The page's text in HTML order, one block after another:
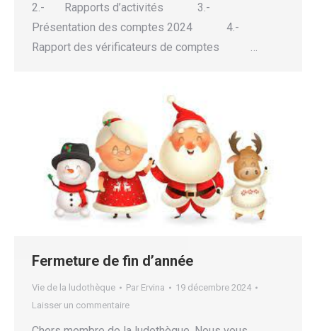
2.- Rapports d’activités 3.-
Présentation des comptes 2024 4.-
Rapport des vérificateurs de comptes …
Fermeture de fin d’année
Vie de la ludothèque Par Ervina
19 décembre 2024
Laisser un commentaire